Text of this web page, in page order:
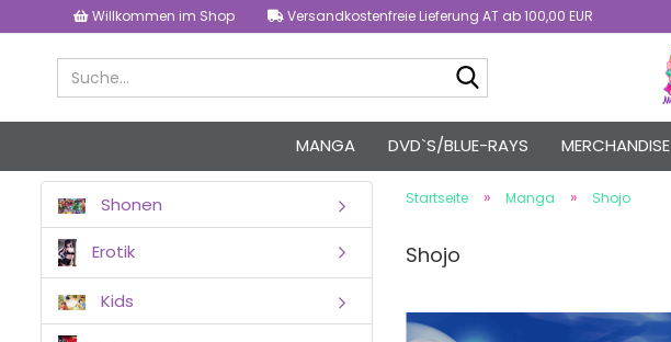
Willkommen im Shop Versandkostenfreie Lieferung AT ab 100,00 EUR
MANGA DVD`S/BLUE-RAYS MERCHANDISE
Startseite » Manga » Shojo
Shojo
Shonen
Erotik
Kids